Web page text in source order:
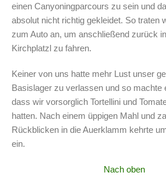
einen Canyoningparcours zu sein und
absolut nicht richtig gekleidet. So traten
zum Auto an, um anschließend zurück
Kirchplatzl zu fahren.
Keiner von uns hatte mehr Lust unser
Basislager zu verlassen und so machte
dass wir vorsorglich Tortellini und
hatten. Nach einem üppigen Mahl und
Rückblicken in die Auerklamm kehrte
ein.
Nach oben